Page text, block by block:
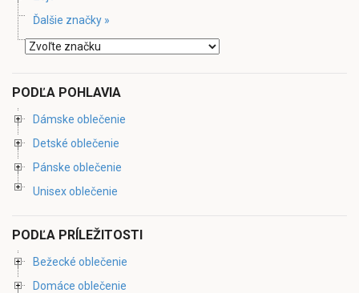
Ďalšie značky »
PODĽA POHLAVIA
Dámske oblečenie
Detské oblečenie
Pánske oblečenie
Unisex oblečenie
PODĽA PRÍLEŽITOSTI
Bežecké oblečenie
Domáce oblečenie